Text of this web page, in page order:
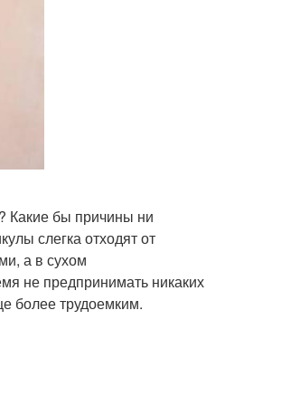
Какие бы причины ни
слегка отходят от
а в сухом
не предпринимать никаких
более трудоемким.